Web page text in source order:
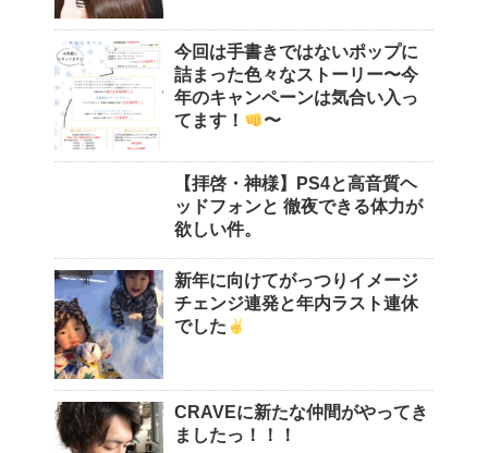
今回は手書きではないポップに
詰まった色々なストーリー〜今
年のキャンペーンは気合い入っ
てます！
〜
【拝啓・神様】PS4と高音質ヘ
ッドフォンと 徹夜できる体力が
欲しい件。
新年に向けてがっつりイメージ
チェンジ連発と年内ラスト連休
でした
CRAVEに新たな仲間がやってき
ましたっ！！！